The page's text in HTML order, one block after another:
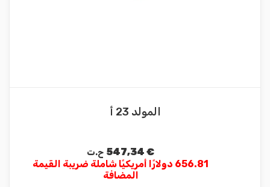
المولد 23 أ
547,34 € ح.ت
656.81 دولارًا أمريكيًا شاملة ضريبة القيمة
المضافة